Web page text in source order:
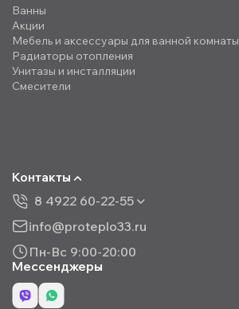
Ванны
Акции
Мебель и аксессуары для ванной комнаты
Радиаторы отопления
Унитазы и инсталляции
Смесители
Контакты
8 4922 60-22-55
info@proteplo33.ru
Пн-Вс 9:00-20:00
Мессенджеры